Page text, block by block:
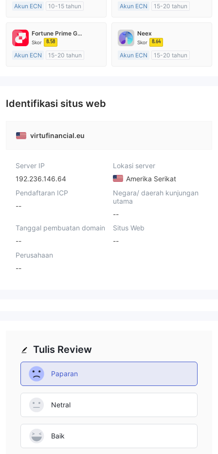
Akun ECN
10-15 tahun
Market Maker (MM)
Lisensi Penuh MT4
Akun ECN
15-20 tahun
Market Maker (MM)
Lisensi Penuh MT4
Fortune Prime Global
Skor 8.58
Akun ECN
15-20 tahun
Neex
Skor 8.64
Akun ECN
15-20 tahun
Identifikasi situs web
virtufinancial.eu
Server IP
192.236.146.64
Lokasi server
Amerika Serikat
Pendaftaran ICP
--
Negara/ daerah kunjungan
utama
--
Tanggal pembuatan domain
--
Situs Web
--
Perusahaan
--
Tulis Review
Paparan
Netral
Baik